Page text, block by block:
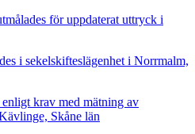
för uppdaterat uttryck i
i sekelskifteslägenhet i Norrmalm,
krav med mätning av
Skåne län